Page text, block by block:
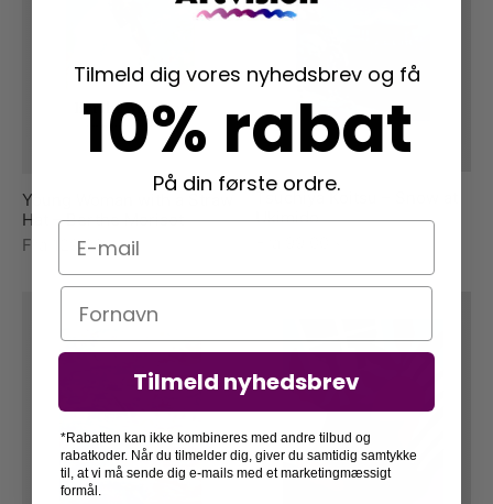
Young Woman with a Straw
Hat – Berthe Morisot
Fra
129,00kr.
Tsuchiya Koitsu – Snow at
Ukimido
Tilmeld dig vores nyhedsbrev og få
10% rabat
På din første ordre.
E-mail
Navn
Tilmeld nyhedsbrev
*Rabatten kan ikke kombineres med andre tilbud og
rabatkoder. Når du tilmelder dig, giver du samtidig samtykke
til, at vi må sende dig e-mails med et marketingmæssigt
formål.